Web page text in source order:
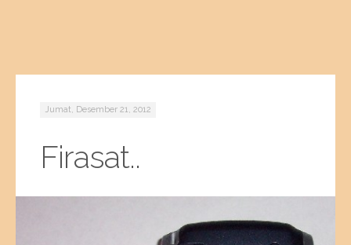
Jumat, Desember 21, 2012
Firasat..